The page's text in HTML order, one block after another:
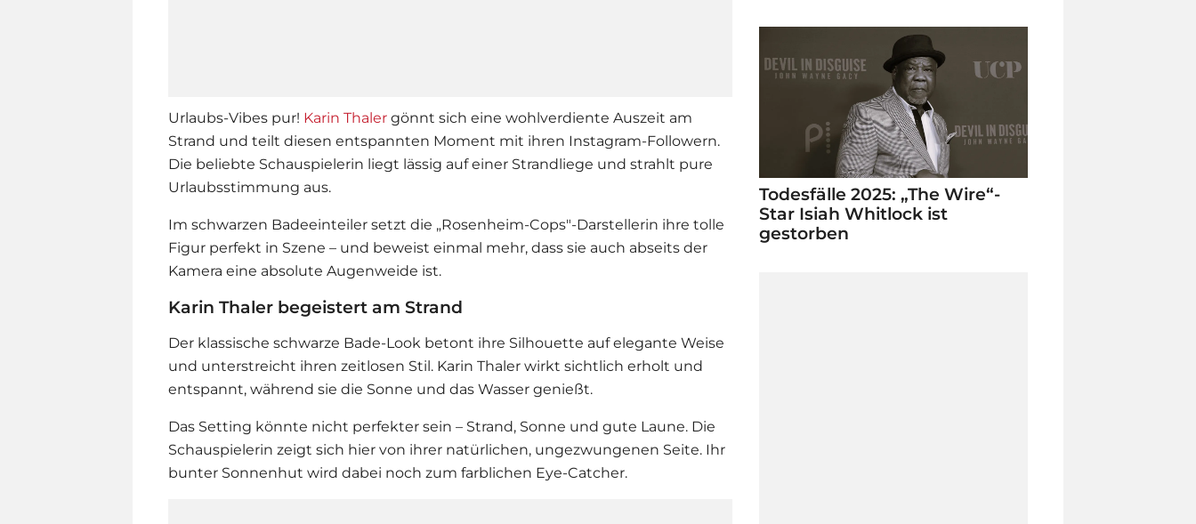
Urlaubs-Vibes pur! Karin Thaler gönnt sich eine wohlverdiente Auszeit am
Strand und teilt diesen entspannten Moment mit ihren Instagram-Followern.
Die beliebte Schauspielerin liegt lässig auf einer Strandliege und strahlt pure
Urlaubsstimmung aus.
Im schwarzen Badeeinteiler setzt die „Rosenheim-Cops"-Darstellerin ihre tolle
Figur perfekt in Szene – und beweist einmal mehr, dass sie auch abseits der
Kamera eine absolute Augenweide ist.
Karin Thaler begeistert am Strand
Der klassische schwarze Bade-Look betont ihre Silhouette auf elegante Weise
und unterstreicht ihren zeitlosen Stil. Karin Thaler wirkt sichtlich erholt und
entspannt, während sie die Sonne und das Wasser genießt.
Das Setting könnte nicht perfekter sein – Strand, Sonne und gute Laune. Die
Schauspielerin zeigt sich hier von ihrer natürlichen, ungezwungenen Seite. Ihr
bunter Sonnenhut wird dabei noch zum farblichen Eye-Catcher.
Todesfälle 2025: „The Wire“-
Star Isiah Whitlock ist
gestorben